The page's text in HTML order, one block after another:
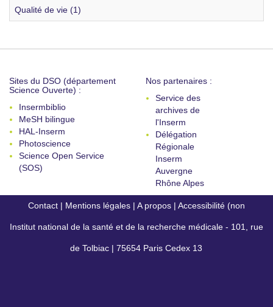
Qualité de vie (1)
Sites du DSO (département
Science Ouverte) :
Insermbiblio
MeSH bilingue
HAL-Inserm
Photoscience
Science Open Service
(SOS)
Nos partenaires :
Service des
archives de
l'Inserm
Délégation
Régionale
Inserm
Auvergne
Rhône Alpes
Contact | Mentions légales | A propos | Accessibilité (non
conforme)
Institut national de la santé et de la recherche médicale - 101, rue
de Tolbiac | 75654 Paris Cedex 13